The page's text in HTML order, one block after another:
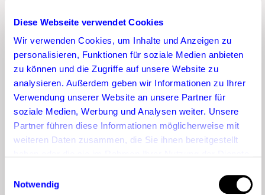
Diese Webseite verwendet Cookies
Wir verwenden Cookies, um Inhalte und Anzeigen zu
personalisieren, Funktionen für soziale Medien anbieten
zu können und die Zugriffe auf unsere Website zu
analysieren. Außerdem geben wir Informationen zu Ihrer
Verwendung unserer Website an unsere Partner für
soziale Medien, Werbung und Analysen weiter. Unsere
Partner führen diese Informationen möglicherweise mit
weiteren Daten zusammen, die Sie ihnen bereitgestellt
Notwendig